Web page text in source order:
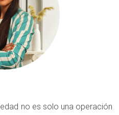
mediante el cual una
un bien a otra. Aunque
es importante tener
y legales.
no es solo una operación